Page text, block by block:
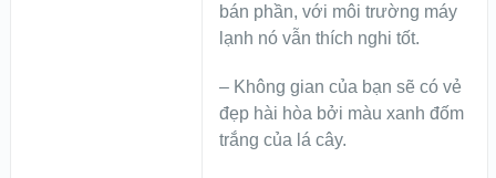
bán phần, với môi trường máy
lạnh nó vẫn thích nghi tốt.
– Không gian của bạn sẽ có vẻ
đẹp hài hòa bởi màu xanh đốm
trắng của lá cây.